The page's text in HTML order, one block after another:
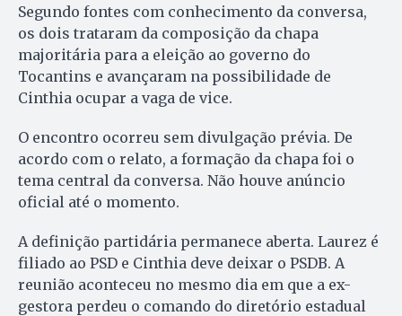
Segundo fontes com conhecimento da conversa,
os dois trataram da composição da chapa
majoritária para a eleição ao governo do
Tocantins e avançaram na possibilidade de
Cinthia ocupar a vaga de vice.
O encontro ocorreu sem divulgação prévia. De
acordo com o relato, a formação da chapa foi o
tema central da conversa. Não houve anúncio
oficial até o momento.
A definição partidária permanece aberta. Laurez é
filiado ao PSD e Cinthia deve deixar o PSDB. A
reunião aconteceu no mesmo dia em que a ex-
gestora perdeu o comando do diretório estadual